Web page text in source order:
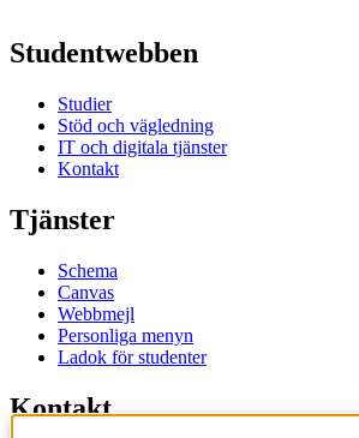
Studentwebben
Studier
Stöd och vägledning
IT och digitala tjänster
Kontakt
Tjänster
Schema
Canvas
Webbmejl
Personliga menyn
Ladok för studenter
Kontakt